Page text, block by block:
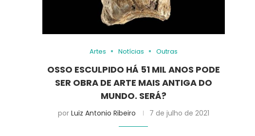
Artes Notícias Outras
OSSO ESCULPIDO HÁ 51 MIL ANOS PODE
SER OBRA DE ARTE MAIS ANTIGA DO
MUNDO. SERÁ?
por Luiz Antonio Ribeiro 7 de julho de 2021